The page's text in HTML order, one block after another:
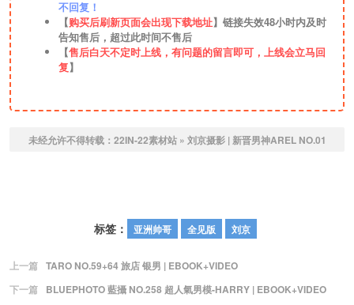
不回复！
【购买后刷新页面会出现下载地址】链接失效48小时内及时
告知售后，超过此时间不售后
【售后白天不定时上线，有问题的留言即可，上线会立马回
复】
未经允许不得转载： 22IN-22素材站» 刘京摄影 | 新晋男神AREL NO.01
标签： 亚洲帅哥 全见版 刘京
上一篇 TARO NO.59+64 旅店 银男 | EBOOK+VIDEO
下一篇
BLUEPHOTO 藍攝 NO.258 超人氣男模-HARRY | EBOOK+VIDEO